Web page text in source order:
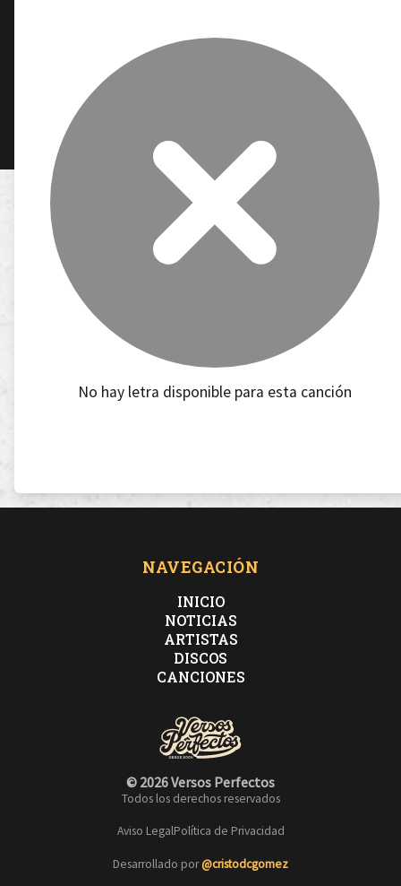
No hay letra disponible para esta canción
NAVEGACIÓN
INICIO
NOTICIAS
ARTISTAS
DISCOS
CANCIONES
© 2026 Versos Perfectos
Todos los derechos reservados
Aviso LegalPolítica de Privacidad
Desarrollado por@cristodcgomez